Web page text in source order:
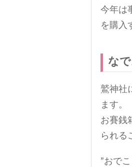
今年は
を購入
な
鷲神社
ます。
お賽銭
られる
”おで